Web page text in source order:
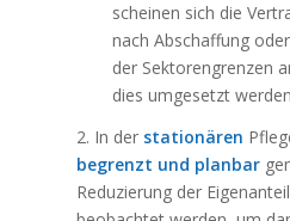
scheinen sich die
nach Abschaffung
der Sektorengrenzen
dies umgesetzt
2. In der stationären
begrenzt und planbar
Reduzierung der